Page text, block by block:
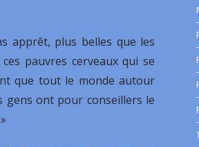
apprêt, plus belles que les
pauvres cerveaux qui se
que tout le monde autour
gens ont pour conseillers le